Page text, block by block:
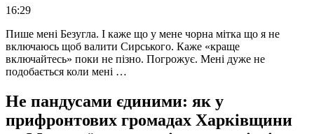
16:29
Пише мені Безугла. І каже що у мене чорна мітка що я не
включаюсь щоб валити Сирського. Каже «краще
включайтесь» поки не пізно. Погрожує. Мені дуже не
подобається коли мені …
Не пандусами єдиними: як у
прифронтових громадах Харківщини